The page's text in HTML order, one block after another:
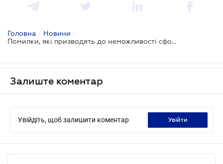
Головна / Новини /
Помилки, які призводять до неможливості сформувати е-лікарняні - Пенсійний фонд
Залиште коментар
Увійдіть, щоб залишити коментар увійти